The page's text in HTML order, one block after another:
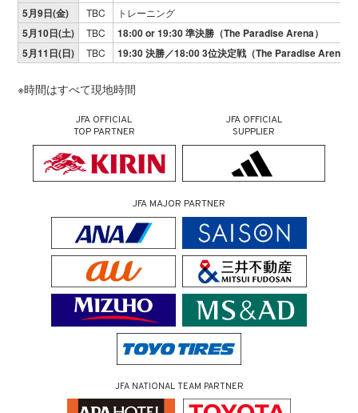
5月9日(金)
TBC トレーニング
5月10日(土) TBC
18:00 or 19:30 準決勝（The Paradise Arena）
5月11日(日)
TBC 19:30 決勝／18:00 3位決定戦（The Paradise Arena）
※時間はすべて現地時間
JFA OFFICIAL
TOP PARTNER
JFA OFFICIAL
SUPPLIER
JFA MAJOR PARTNER
JFA NATIONAL TEAM PARTNER